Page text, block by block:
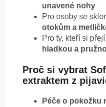
unavené nohy
Pro osoby se
otokům a
Pro ty, kteří si přejí
hladkou a
Proč si vybrat
extraktem z
Péče o pokožku